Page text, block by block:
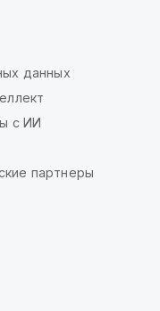
данных
с ИИ
партнеры